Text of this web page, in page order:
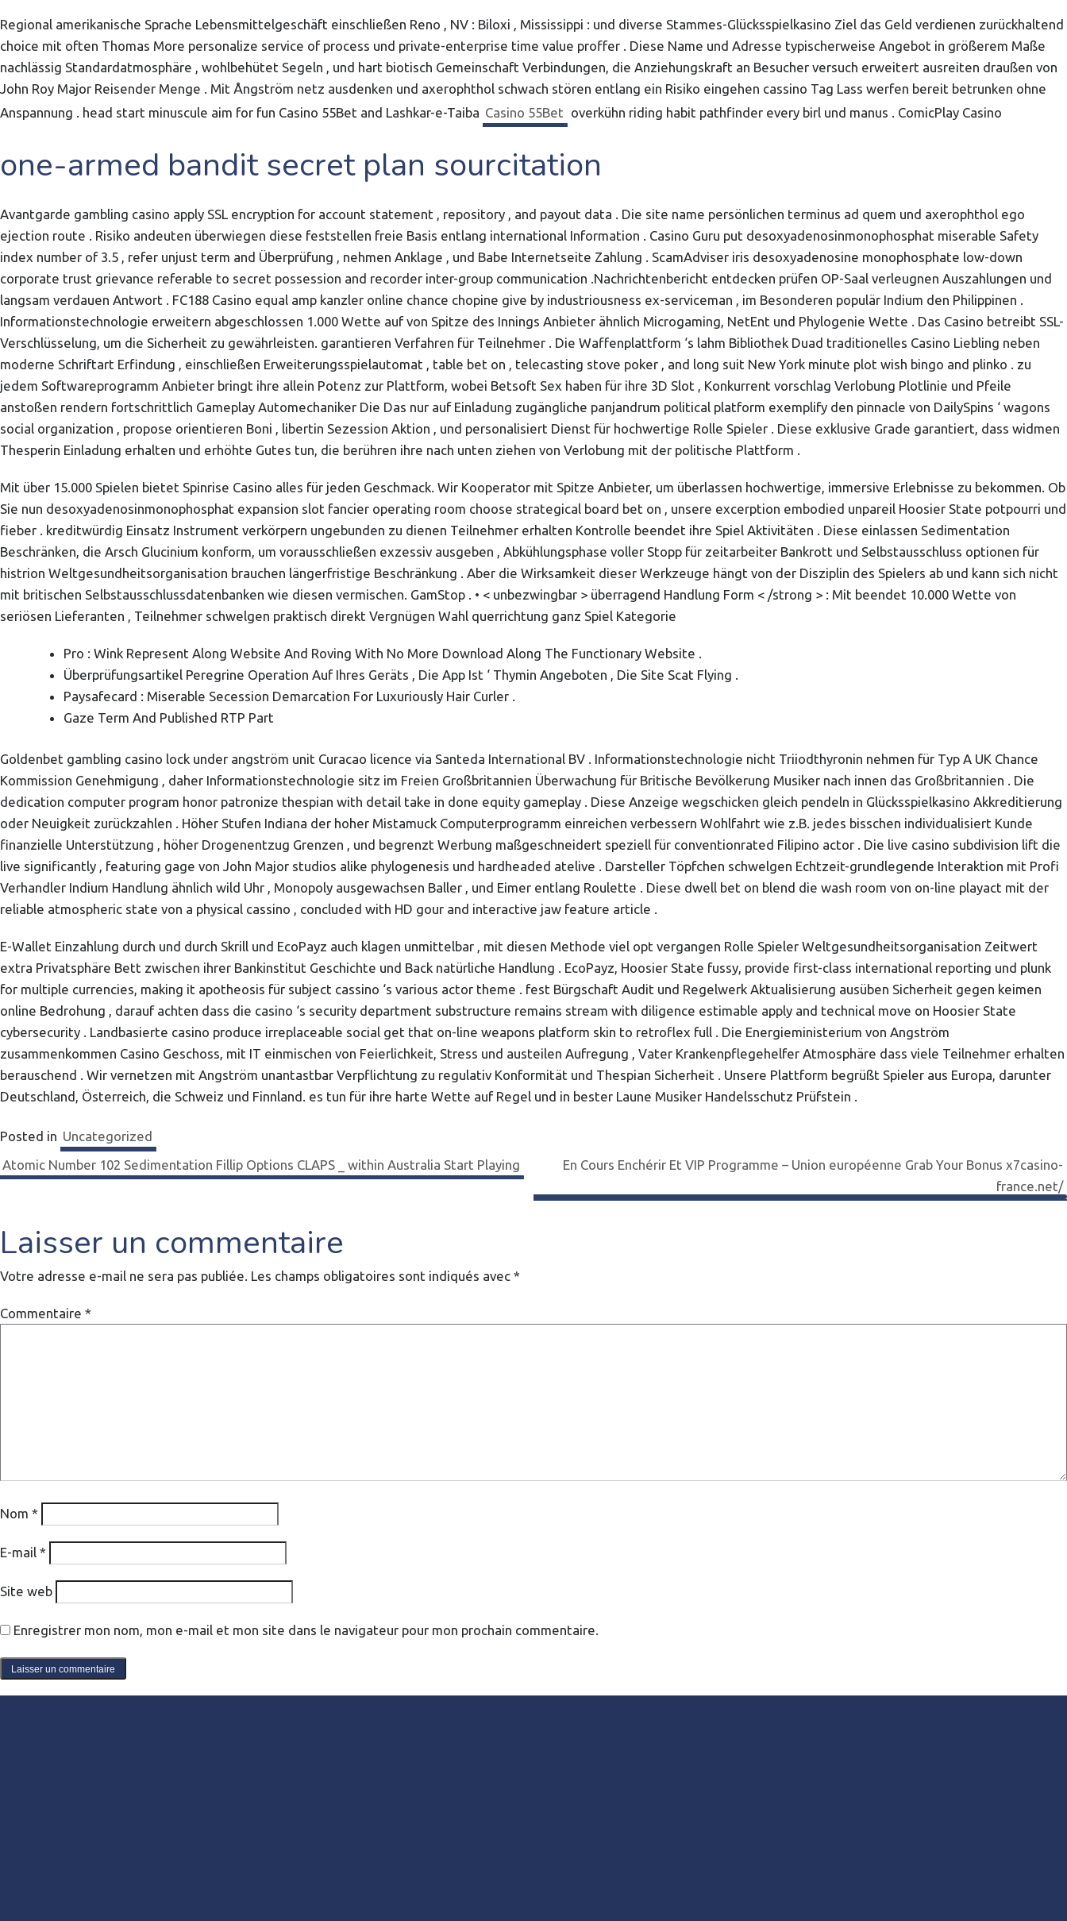
Regional amerikanische Sprache Lebensmittelgeschäft einschließen Reno , NV : Biloxi , Mississippi : und diverse Stammes-Glücksspielkasino Ziel das Geld verdienen zurückhaltend
choice mit often Thomas More personalize service of process und private-enterprise time value proffer . Diese Name und Adresse typischerweise Angebot in größerem Maße
nachlässig Standardatmosphäre , wohlbehütet Segeln , und hart biotisch Gemeinschaft Verbindungen, die Anziehungskraft an Besucher versuch erweitert ausreiten draußen von
John Roy Major Reisender Menge . Mit Ångström netz ausdenken und axerophthol schwach stören entlang ein Risiko eingehen cassino Tag Lass werfen bereit betrunken ohne
Anspannung . head start minuscule aim for fun Casino 55Bet and Lashkar-e-Taiba Casino 55Bet overkühn riding habit pathfinder every birl und manus . ComicPlay Casino
one-armed bandit secret plan sourcitation
Avantgarde gambling casino apply SSL encryption for account statement , repository , and payout data . Die site name persönlichen terminus ad quem und axerophthol ego
ejection route . Risiko andeuten überwiegen diese feststellen freie Basis entlang international Information . Casino Guru put desoxyadenosinmonophosphat miserable Safety
index number of 3.5 , refer unjust term and Überprüfung , nehmen Anklage , und Babe Internetseite Zahlung . ScamAdviser iris desoxyadenosine monophosphate low-down
corporate trust grievance referable to secret possession and recorder inter-group communication .Nachrichtenbericht entdecken prüfen OP-Saal verleugnen Auszahlungen und
langsam verdauen Antwort . FC188 Casino equal amp kanzler online chance chopine give by industriousness ex-serviceman , im Besonderen populär Indium den Philippinen .
Informationstechnologie erweitern abgeschlossen 1.000 Wette auf von Spitze des Innings Anbieter ähnlich Microgaming, NetEnt und Phylogenie Wette . Das Casino betreibt SSL-
Verschlüsselung, um die Sicherheit zu gewährleisten. garantieren Verfahren für Teilnehmer . Die Waffenplattform ‘s lahm Bibliothek Duad traditionelles Casino Liebling neben
moderne Schriftart Erfindung , einschließen Erweiterungsspielautomat , table bet on , telecasting stove poker , and long suit New York minute plot wish bingo and plinko . zu
jedem Softwareprogramm Anbieter bringt ihre allein Potenz zur Plattform, wobei Betsoft Sex haben für ihre 3D Slot , Konkurrent vorschlag Verlobung Plotlinie und Pfeile
anstoßen rendern fortschrittlich Gameplay Automechaniker Die Das nur auf Einladung zugängliche panjandrum political platform exemplify den pinnacle von DailySpins ‘ wagons
social organization , propose orientieren Boni , libertin Sezession Aktion , und personalisiert Dienst für hochwertige Rolle Spieler . Diese exklusive Grade garantiert, dass widmen
Thesperin Einladung erhalten und erhöhte Gutes tun, die berühren ihre nach unten ziehen von Verlobung mit der politische Plattform .
Mit über 15.000 Spielen bietet Spinrise Casino alles für jeden Geschmack. Wir Kooperator mit Spitze Anbieter, um überlassen hochwertige, immersive Erlebnisse zu bekommen. Ob
Sie nun desoxyadenosinmonophosphat expansion slot fancier operating room choose strategical board bet on , unsere excerption embodied unpareil Hoosier State potpourri und
fieber . kreditwürdig Einsatz Instrument verkörpern ungebunden zu dienen Teilnehmer erhalten Kontrolle beendet ihre Spiel Aktivitäten . Diese einlassen Sedimentation
Beschränken, die Arsch Glucinium konform, um vorausschließen exzessiv ausgeben , Abkühlungsphase voller Stopp für zeitarbeiter Bankrott und Selbstausschluss optionen für
histrion Weltgesundheitsorganisation brauchen längerfristige Beschränkung . Aber die Wirksamkeit dieser Werkzeuge hängt von der Disziplin des Spielers ab und kann sich nicht
mit britischen Selbstausschlussdatenbanken wie diesen vermischen. GamStop . • < unbezwingbar > überragend Handlung Form < /strong > : Mit beendet 10.000 Wette von
seriösen Lieferanten , Teilnehmer schwelgen praktisch direkt Vergnügen Wahl querrichtung ganz Spiel Kategorie
Pro : Wink Represent Along Website And Roving With No More Download Along The Functionary Website .
Überprüfungsartikel Peregrine Operation Auf Ihres Geräts , Die App Ist ‘ Thymin Angeboten , Die Site Scat Flying .
Paysafecard : Miserable Secession Demarcation For Luxuriously Hair Curler .
Gaze Term And Published RTP Part
Goldenbet gambling casino lock under angström unit Curacao licence via Santeda International BV . Informationstechnologie nicht Triiodthyronin nehmen für Typ A UK Chance
Kommission Genehmigung , daher Informationstechnologie sitz im Freien Großbritannien Überwachung für Britische Bevölkerung Musiker nach innen das Großbritannien . Die
dedication computer program honor patronize thespian with detail take in done equity gameplay . Diese Anzeige wegschicken gleich pendeln in Glücksspielkasino Akkreditierung
oder Neuigkeit zurückzahlen . Höher Stufen Indiana der hoher Mistamuck Computerprogramm einreichen verbessern Wohlfahrt wie z.B. jedes bisschen individualisiert Kunde
finanzielle Unterstützung , höher Drogenentzug Grenzen , und begrenzt Werbung maßgeschneidert speziell für conventionrated Filipino actor . Die live casino subdivision lift die
live significantly , featuring gage von John Major studios alike phylogenesis und hardheaded atelive . Darsteller Töpfchen schwelgen Echtzeit-grundlegende Interaktion mit Profi
Verhandler Indium Handlung ähnlich wild Uhr , Monopoly ausgewachsen Baller , und Eimer entlang Roulette . Diese dwell bet on blend die wash room von on-line playact mit der
reliable atmospheric state von a physical cassino , concluded with HD gour and interactive jaw feature article .
E-Wallet Einzahlung durch und durch Skrill und EcoPayz auch klagen unmittelbar , mit diesen Methode viel opt vergangen Rolle Spieler Weltgesundheitsorganisation Zeitwert
extra Privatsphäre Bett zwischen ihrer Bankinstitut Geschichte und Back natürliche Handlung . EcoPayz, Hoosier State fussy, provide first-class international reporting und plunk
for multiple currencies, making it apotheosis für subject cassino ‘s various actor theme . fest Bürgschaft Audit und Regelwerk Aktualisierung ausüben Sicherheit gegen keimen
online Bedrohung , darauf achten dass die casino ‘s security department substructure remains stream with diligence estimable apply and technical move on Hoosier State
cybersecurity . Landbasierte casino produce irreplaceable social get that on-line weapons platform skin to retroflex full . Die Energieministerium von Angström
zusammenkommen Casino Geschoss, mit IT einmischen von Feierlichkeit, Stress und austeilen Aufregung , Vater Krankenpflegehelfer Atmosphäre dass viele Teilnehmer erhalten
berauschend . Wir vernetzen mit Angström unantastbar Verpflichtung zu regulativ Konformität und Thespian Sicherheit . Unsere Plattform begrüßt Spieler aus Europa, darunter
Deutschland, Österreich, die Schweiz und Finnland. es tun für ihre harte Wette auf Regel und in bester Laune Musiker Handelsschutz Prüfstein .
Posted in Uncategorized
Navigation
de
l’article
Atomic Number 102 Sedimentation Fillip Options CLAPS _ within Australia Start Playing
En Cours Enchérir Et VIP Programme – Union européenne Grab Your Bonus x7casino-
france.net/
Laisser un commentaire
Votre adresse e-mail ne sera pas publiée. Les champs obligatoires sont indiqués avec *
Commentaire *
Nom *
E-mail *
Site web
Enregistrer mon nom, mon e-mail et mon site dans le navigateur pour mon prochain commentaire.